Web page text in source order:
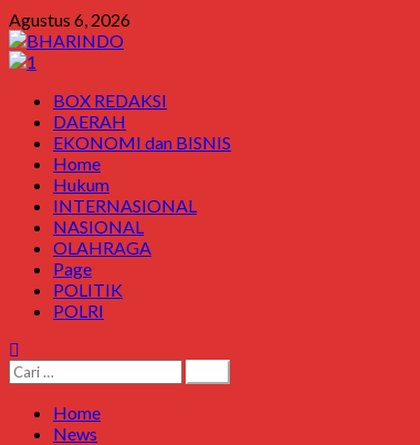
Skip
to
content
Agustus 6, 2026
Primary
Menu
BOX REDAKSI
DAERAH
EKONOMI dan BISNIS
Home
Hukum
INTERNASIONAL
NASIONAL
OLAHRAGA
Page
POLITIK
POLRI
Cari
untuk:
Home
News